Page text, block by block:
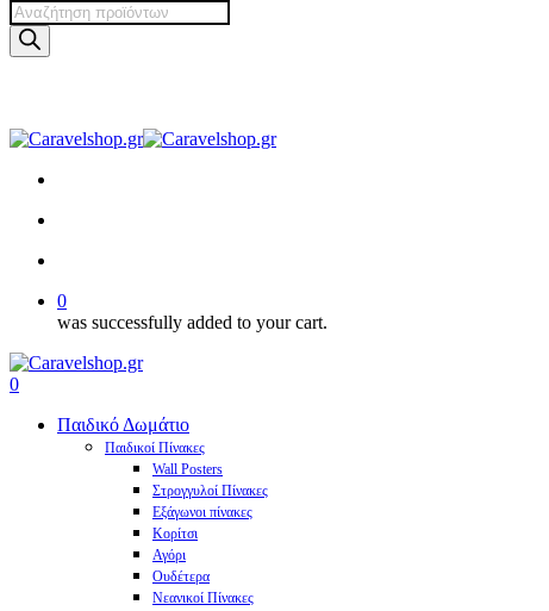
to
content
Products
search
0
was successfully added to your cart.
Menu
search
account
0
Παιδικό Δωμάτιο
Παιδικοί Πίνακες
Wall Posters
Στρογγυλοί Πίνακες
Εξάγωνοι πίνακες
Κορίτσι
Αγόρι
Ουδέτερα
Νεανικοί Πίνακες